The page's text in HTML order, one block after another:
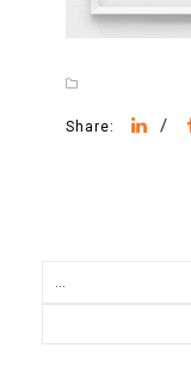
Share: /